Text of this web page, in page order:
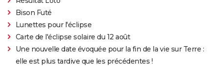
Bison Futé
Lunettes pour l'éclipse
Carte de l'éclipse solaire du 12 août
Une nouvelle date évoquée pour la fin de la vie sur Terre :
elle est plus tardive que les précédentes !